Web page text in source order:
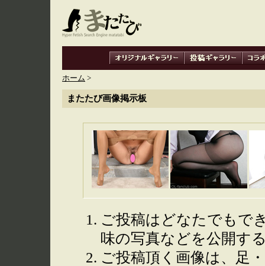
ホーム >
またたび画像掲示板
ご投稿はどなたでもで
味の写真などを公開す
ご投稿頂く画像は、足